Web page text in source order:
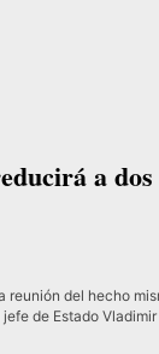
a
reunión del hecho
de Estado